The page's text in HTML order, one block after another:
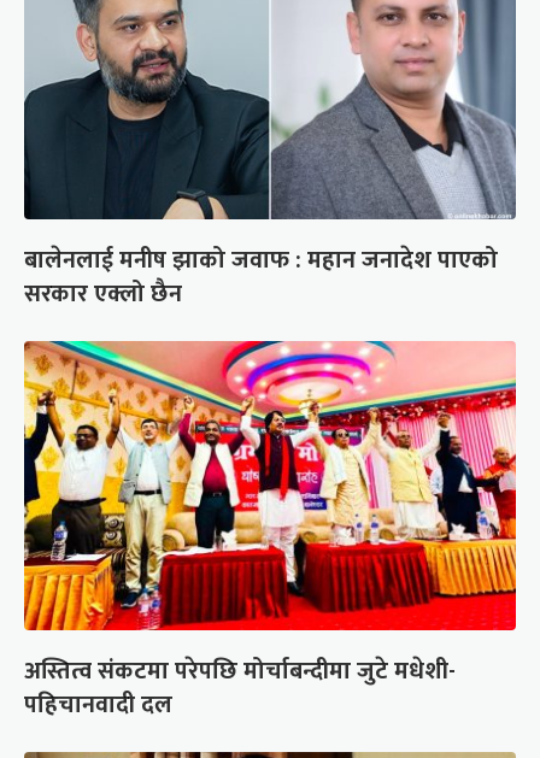
बालेनलाई मनीष झाको जवाफ : महान जनादेश पाएको
सरकार एक्लो छैन
अस्तित्व संकटमा परेपछि मोर्चाबन्दीमा जुटे मधेशी-
पहिचानवादी दल